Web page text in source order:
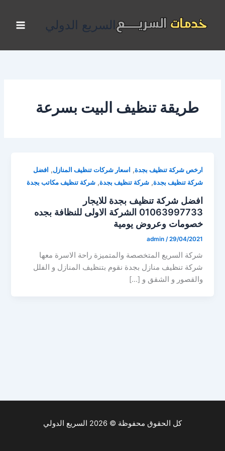
المحتوى
السريع الدولي
طريقة تنظيف البيت بسرعة
ارخص شركة تنظيف بجدة, اسعار شركات تنظيف المنازل, افضل
شركة تنظيف بجدة,شركة تنظيف بجدة,شركة تنظيف مكاتب بجدة
افضل شركة تنظيف بجدة للايجار
01063997733 الشركة الاولى للنظافة بجده
خصومات وعروض يومية
admin /29/04/2021
شركة السريع المتخصصة والمتميزة راحة الاسرة معها
شركة تنظيف منازل بجدة نقوم بتنظيف المنازل و الفلل
والقصور و الشقق و […]
كل الحقوق محفوظة © 2026 السريع الدولي